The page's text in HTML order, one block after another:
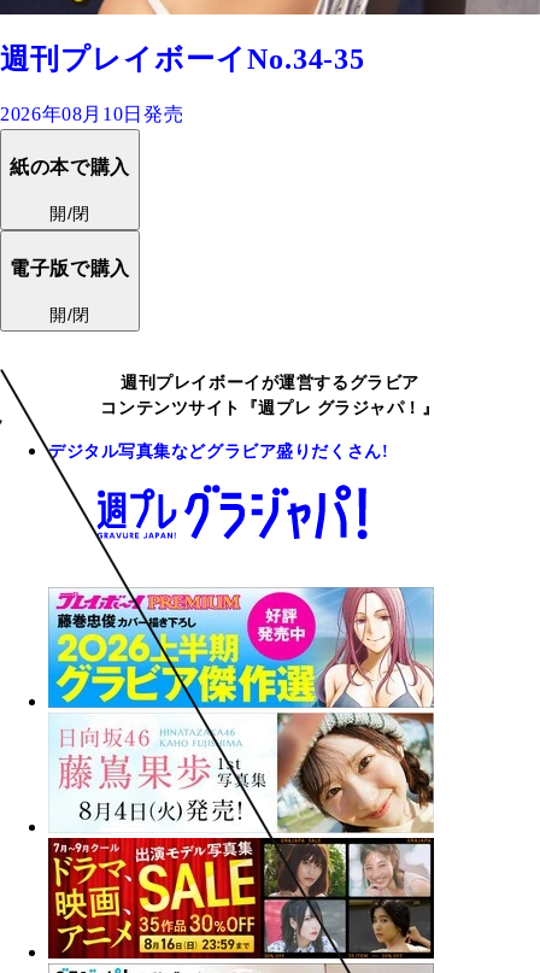
週刊プレイボーイNo.34-35
2026年08月10日発売
紙の本で購入
開/閉
電子版で購入
開/閉
週刊プレイボーイが運営するグラビア
コンテンツサイト『週プレ グラジャパ！』
デジタル写真集などグラビア盛りだくさん!